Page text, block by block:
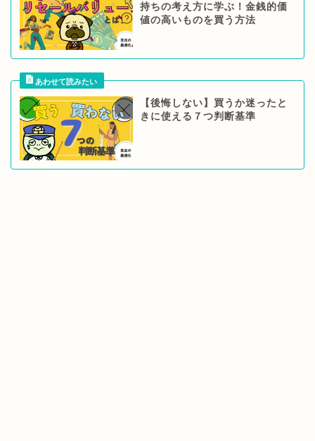
持ちの考え方に学ぶ！金銭的価
値の高いものを買う方法
【後悔しない】買うか迷ったと
きに使える７つ判断基準